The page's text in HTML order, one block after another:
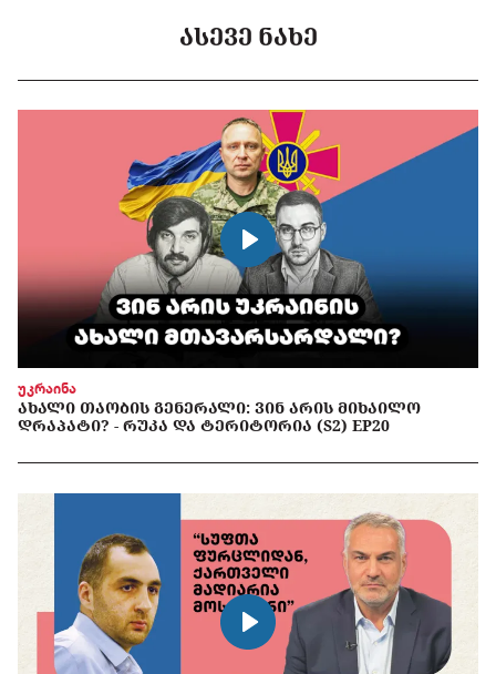
ᲐᲡᲔᲕᲔ ᲜᲐᲮᲔ
უკრაინა
ᲐᲮᲐᲚᲘ ᲗᲐᲝᲑᲘᲡ ᲒᲔᲜᲔᲠᲐᲚᲘ: ᲕᲘᲜ ᲐᲠᲘᲡ ᲛᲘᲮᲐᲘᲚᲝ
ᲓᲠᲐᲞᲐᲢᲘ? - ᲠᲣᲙᲐ ᲓᲐ ᲢᲔᲠᲘᲢᲝᲠᲘᲐ (S2) EP20